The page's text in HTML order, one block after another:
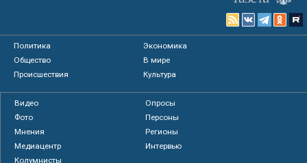
Политика
Экономика
Общество
В мире
Происшествия
Культура
Видео
Опросы
Фото
Персоны
Мнения
Регионы
Медиацентр
Интервью
Колумнисты